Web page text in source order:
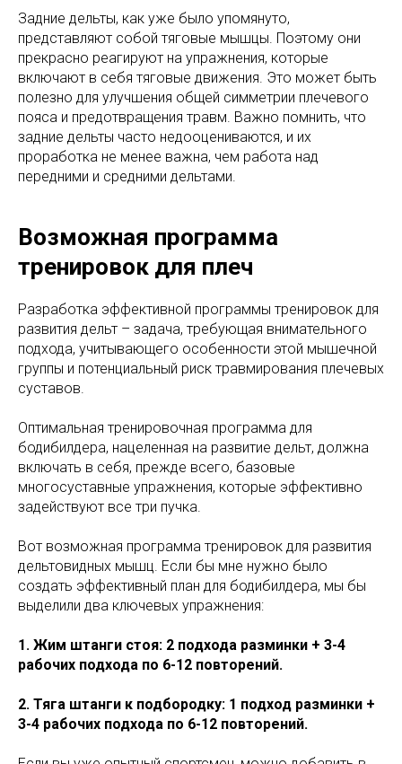
Задние дельты, как уже было упомянуто,
представляют собой тяговые мышцы. Поэтому они
прекрасно реагируют на упражнения, которые
включают в себя тяговые движения. Это может быть
полезно для улучшения общей симметрии плечевого
пояса и предотвращения травм. Важно помнить, что
задние дельты часто недооцениваются, и их
проработка не менее важна, чем работа над
передними и средними дельтами.
Возможная программа
тренировок для плеч
Разработка эффективной программы тренировок для
развития дельт – задача, требующая внимательного
подхода, учитывающего особенности этой мышечной
группы и потенциальный риск травмирования плечевых
суставов.
Оптимальная тренировочная программа для
бодибилдера, нацеленная на развитие дельт, должна
включать в себя, прежде всего, базовые
многосуставные упражнения, которые эффективно
задействуют все три пучка.
Вот возможная программа тренировок для развития
дельтовидных мышц. Если бы мне нужно было
создать эффективный план для бодибилдера, мы бы
выделили два ключевых упражнения:
1. Жим штанги стоя: 2 подхода разминки + 3-4
рабочих подхода по 6-12 повторений.
2. Тяга штанги к подбородку: 1 подход разминки +
3-4 рабочих подхода по 6-12 повторений.